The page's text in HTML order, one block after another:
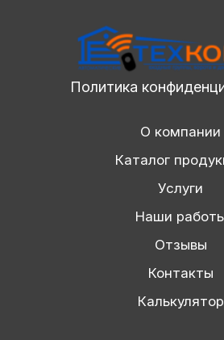
Политика
О компании
Каталог
Услуги
Наши
Отзывы
Контакты
Калькулятор